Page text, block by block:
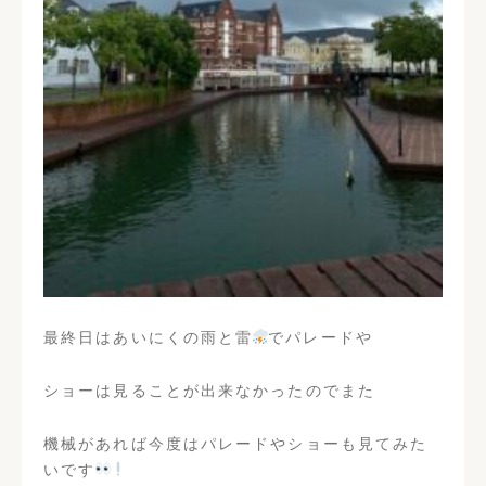
最終日はあいにくの雨と雷 でパレードや
ショーは見ることが出来なかったのでまた
機械があれば今度はパレードやショーも見てみた
いです